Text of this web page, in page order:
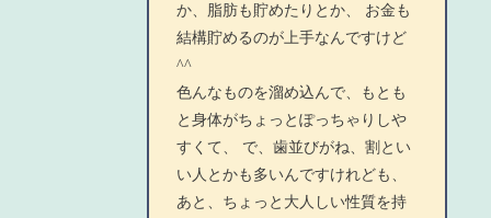
か、脂肪も貯めたりとか、 お金も
結構貯めるのが上手なんですけど
^^
色んなものを溜め込んで、もとも
と身体がちょっとぽっちゃりしや
すくて、 で、歯並びがね、割とい
い人とかも多いんですけれども、
あと、ちょっと大人しい性質を持